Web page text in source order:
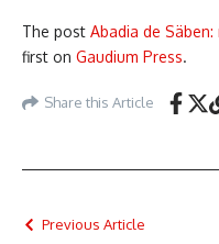
The post Abadia de
first on Gaudium Press.
Share this Article
Previous Article